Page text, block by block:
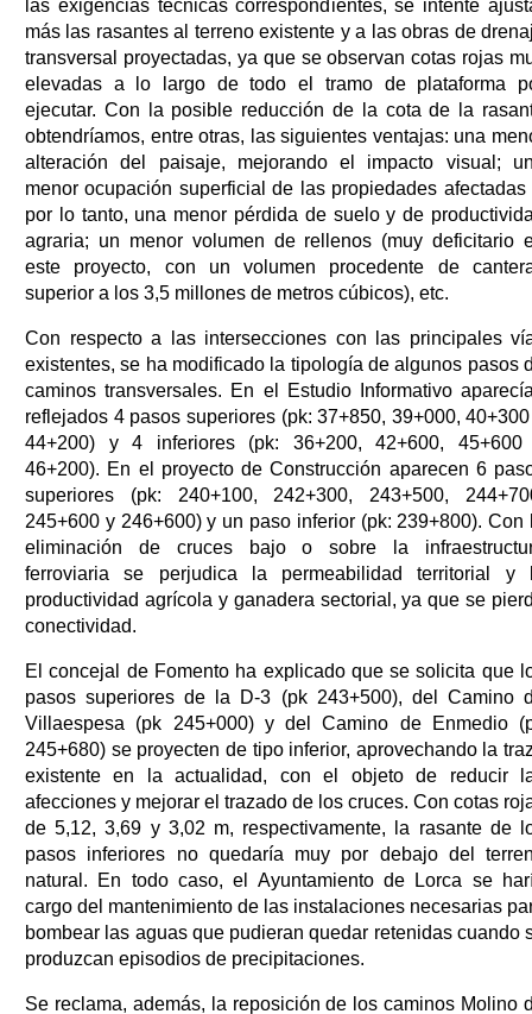
las exigencias técnicas correspondientes, se intente
más las rasantes al terreno existente y a las obras de
transversal proyectadas, ya que se observan cotas rojas
elevadas a lo largo de todo el tramo de plataforma
ejecutar. Con la posible reducción de la cota de la
obtendríamos, entre otras, las siguientes ventajas: una
alteración del paisaje, mejorando el impacto visual;
menor ocupación superficial de las propiedades afectadas
por lo tanto, una menor pérdida de suelo y de
agraria; un menor volumen de rellenos (muy deficitario
este proyecto, con un volumen procedente de
superior a los 3,5 millones de metros cúbicos), etc.
Con respecto a las intersecciones con las principales
existentes, se ha modificado la tipología de algunos pasos
caminos transversales. En el Estudio Informativo
reflejados 4 pasos superiores (pk: 37+850, 39+000,
44+200) y 4 inferiores (pk: 36+200, 42+600, 45+600
46+200). En el proyecto de Construcción aparecen 6
superiores (pk: 240+100, 242+300, 243+500,
245+600 y 246+600) y un paso inferior (pk: 239+800). Con
eliminación de cruces bajo o sobre la
ferroviaria se perjudica la permeabilidad territorial y
productividad agrícola y ganadera sectorial, ya que se
conectividad.
El concejal de Fomento ha explicado que se solicita que
pasos superiores de la D-3 (pk 243+500), del Camino
Villaespesa (pk 245+000) y del Camino de Enmedio
245+680) se proyecten de tipo inferior, aprovechando la
existente en la actualidad, con el objeto de reducir
afecciones y mejorar el trazado de los cruces. Con cotas
de 5,12, 3,69 y 3,02 m, respectivamente, la rasante de
pasos inferiores no quedaría muy por debajo del
natural. En todo caso, el Ayuntamiento de Lorca se
cargo del mantenimiento de las instalaciones necesarias
bombear las aguas que pudieran quedar retenidas cuando
produzcan episodios de precipitaciones.
Se reclama, además, la reposición de los caminos Molino